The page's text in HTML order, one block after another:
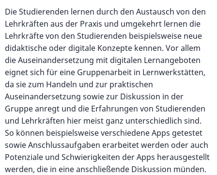
Die Studierenden lernen durch den Austausch von den
Lehrkräften aus der Praxis und umgekehrt lernen die
Lehrkräfte von den Studierenden beispielsweise neue
didaktische oder digitale Konzepte kennen. Vor allem
die Auseinandersetzung mit digitalen Lernangeboten
eignet sich für eine Gruppenarbeit in Lernwerkstätten,
da sie zum Handeln und zur praktischen
Auseinandersetzung sowie zur Diskussion in der
Gruppe anregt und die Erfahrungen von Studierenden
und Lehrkräften hier meist ganz unterschiedlich sind.
So können beispielsweise verschiedene Apps getestet
sowie Anschlussaufgaben erarbeitet werden oder auch
Potenziale und Schwierigkeiten der Apps herausgestellt
werden, die in eine anschließende Diskussion münden.